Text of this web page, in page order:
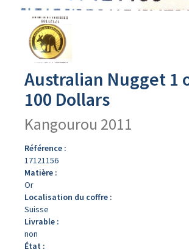
Avers
produit
Australian Nugget 1
100 Dollars
Kangourou 2011
Référence :
17121156
Matière :
Or
Localisation du coffre :
Suisse
Livrable :
non
État :